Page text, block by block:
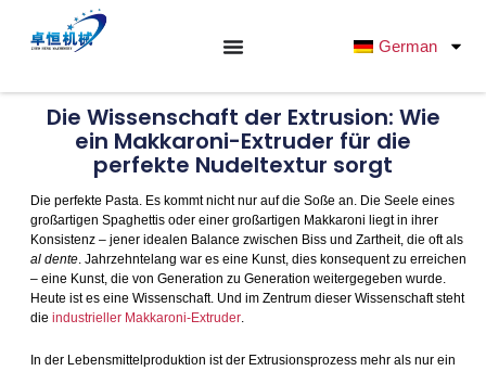
Inhalt
German
Die Wissenschaft der Extrusion: Wie
ein Makkaroni-Extruder für die
perfekte Nudeltextur sorgt
Die perfekte Pasta. Es kommt nicht nur auf die Soße an. Die Seele eines
großartigen Spaghettis oder einer großartigen Makkaroni liegt in ihrer
Konsistenz – jener idealen Balance zwischen Biss und Zartheit, die oft als
al dente. Jahrzehntelang war es eine Kunst, dies konsequent zu erreichen
– eine Kunst, die von Generation zu Generation weitergegeben wurde.
Heute ist es eine Wissenschaft. Und im Zentrum dieser Wissenschaft steht
die industrieller Makkaroni-Extruder.
In der Lebensmittelproduktion ist der Extrusionsprozess mehr als nur ein